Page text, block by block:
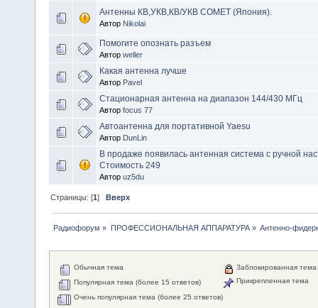
Антенны КВ,УКВ,КВ/УКВ СОМЕТ (Япония).
Автор Nikolai
Помогите опознать разъем
Автор weller
Какая антенна лучше
Автор Pavel
Стационарная антенна на диапазон 144/430 МГц
Автор focus 77
Автоантенна для портативной Yaesu
Автор DunLin
В продаже появилась антенная система с ручной
Стоимость 249
Автор uz5du
Страницы: [1] Вверх
Радиофорум » ПРОФЕССИОНАЛЬНАЯ АППАРАТУРА» Антенно-
Обычная тема
Популярная тема (более 15 ответов)
Очень популярная тема (более 25 ответов)
Заблокированная тема
Прикрепленная тема